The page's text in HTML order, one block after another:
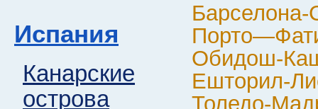
Испания
Канарские
острова
Обидош-
Ешторил-
Толедо-